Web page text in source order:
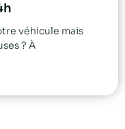
véhicule mais
? À